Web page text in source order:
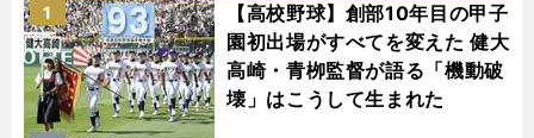
【高校野球】創部10年目の甲子
園初出場がすべてを変えた 健大
高崎・青栁監督が語る「機動破
壊」はこうして生まれた
1